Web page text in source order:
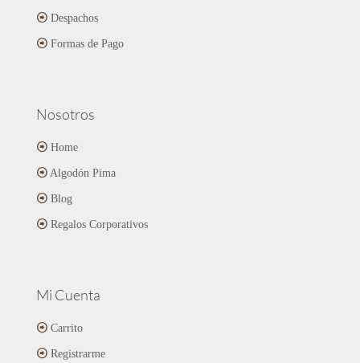
producto
Despachos
Formas de Pago
Nosotros
Home
Algodón Pima
Blog
Regalos Corporativos
Mi Cuenta
Carrito
Registrarme